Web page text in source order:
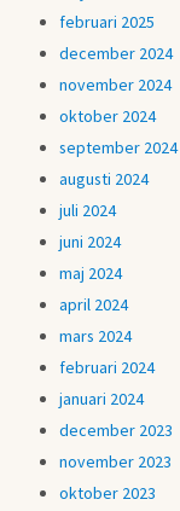
februari 2025
december 2024
november 2024
oktober 2024
september 2024
augusti 2024
juli 2024
juni 2024
maj 2024
april 2024
mars 2024
februari 2024
januari 2024
december 2023
november 2023
oktober 2023